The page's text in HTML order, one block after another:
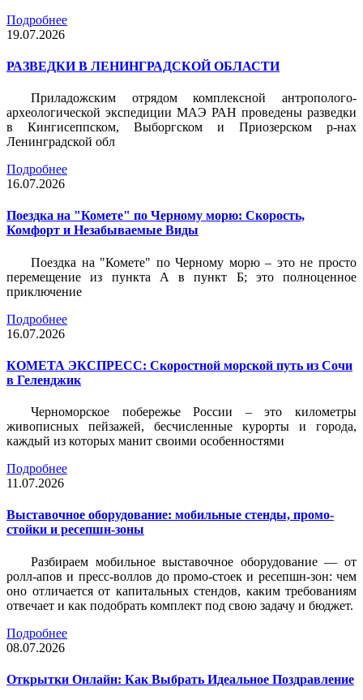
Подробнее
19.07.2026
РАЗВЕДКИ В ЛЕНИНГРАДСКОЙ ОБЛАСТИ
Приладожским отрядом комплексной антрополого-
археологической экспедиции МАЭ РАН проведены разведки
в Кингисеппском, Выборгском и Приозерском р-нах
Ленинградской обл
Подробнее
16.07.2026
Поездка на "Комете" по Черному морю: Скорость,
Комфорт и Незабываемые Виды
Поездка на "Комете" по Черному морю – это не просто
перемещение из пункта А в пункт Б; это полноценное
приключение
Подробнее
16.07.2026
КОМЕТА ЭКСПРЕСС: Скоростной морской путь из Сочи
в Геленджик
Черноморское побережье России – это километры
живописных пейзажей, бесчисленные курорты и города,
каждый из которых манит своими особенностями
Подробнее
11.07.2026
Выставочное оборудование: мобильные стенды, промо-
стойки и ресепшн-зоны
Разбираем мобильное выставочное оборудование — от
ролл-апов и пресс-воллов до промо-стоек и ресепшн-зон: чем
оно отличается от капитальных стендов, каким требованиям
отвечает и как подобрать комплект под свою задачу и бюджет.
Подробнее
08.07.2026
Открытки Онлайн: Как Выбрать Идеальное Поздравление